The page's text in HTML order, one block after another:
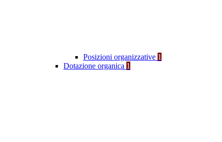
Posizioni organizzative 1
Dotazione organica 1